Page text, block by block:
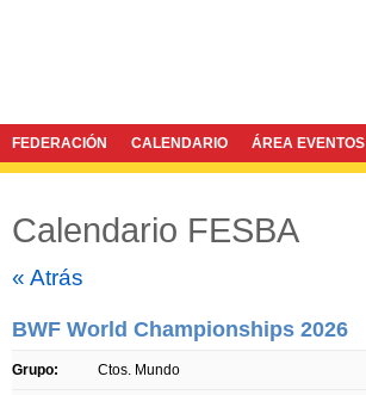
FEDERACIÓN CALENDARIO ÁREA EVENTOS
Calendario FESBA
« Atrás
BWF World Championships 2026
Grupo: Ctos. Mundo